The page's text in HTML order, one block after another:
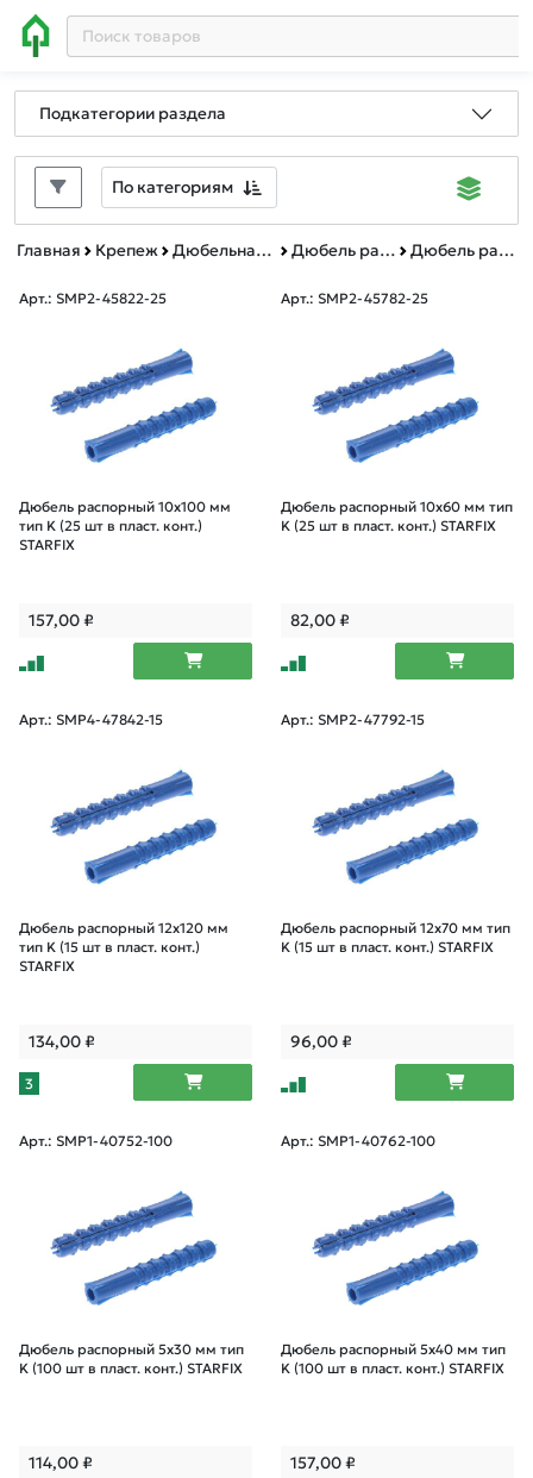
Подкатегории раздела
По категориям
Главная Крепеж Дюбельная техника Дюбель распорный тип K Дюбель распорный тип K пластиковый контейнер
Арт.: SMP2-45822-25
Дюбель распорный 10х100 мм
тип K (25 шт в пласт. конт.)
STARFIX
157,00₽
Арт.: SMP2-45782-25
Дюбель распорный 10х60 мм тип
K (25 шт в пласт. конт.) STARFIX
82,00₽
Арт.: SMP4-47842-15
Дюбель распорный 12х120 мм
тип K (15 шт в пласт. конт.)
STARFIX
134,00₽
3
Арт.: SMP2-47792-15
Дюбель распорный 12х70 мм тип
K (15 шт в пласт. конт.) STARFIX
96,00₽
Арт.: SMP1-40752-100
Дюбель распорный 5х30 мм тип
K (100 шт в пласт. конт.) STARFIX
114,00₽
Арт.: SMP1-40762-100
Дюбель распорный 5х40 мм тип
K (100 шт в пласт. конт.) STARFIX
157,00₽